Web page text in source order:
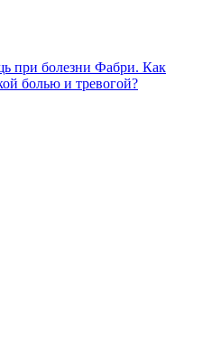
при болезни Фабри. Как
болью и тревогой?